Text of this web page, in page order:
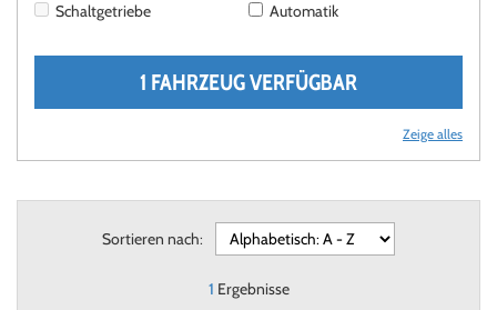
Schaltgetriebe
Automatik
1 FAHRZEUG VERFÜGBAR
Zeige alles
Sortieren nach:
1 Ergebnisse